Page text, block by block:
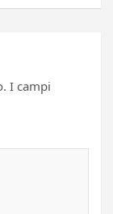
I campi